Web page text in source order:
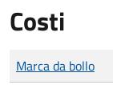
Costi
Tipo di pagamento
Importo
Marca da bollo